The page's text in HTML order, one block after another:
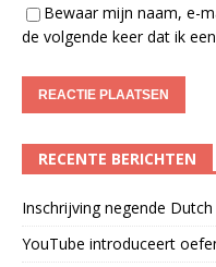
Bewaar mijn naam, e-
de volgende keer dat ik
RECENTE BERICHTEN
Inschrijving negende
YouTube introduceert